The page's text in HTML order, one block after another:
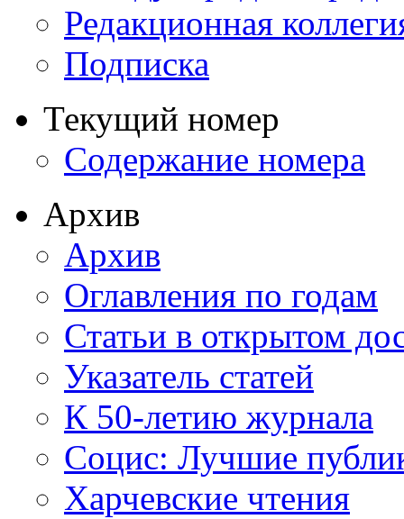
Редакционная
Подписка
Текущий номер
Содержание номера
Архив
Архив
Оглавления по годам
Статьи в открытом
Указатель статей
К 50-летию журнала
Социс: Лучшие
Харчевские чтения